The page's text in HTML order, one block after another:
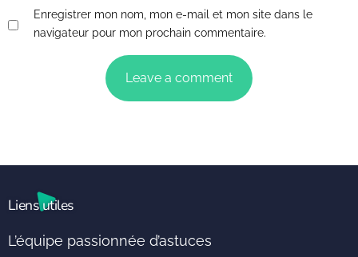
Enregistrer mon nom, mon e-mail et mon site dans le
navigateur pour mon prochain commentaire.
Liens utiles
L’équipe passionnée d’astuces